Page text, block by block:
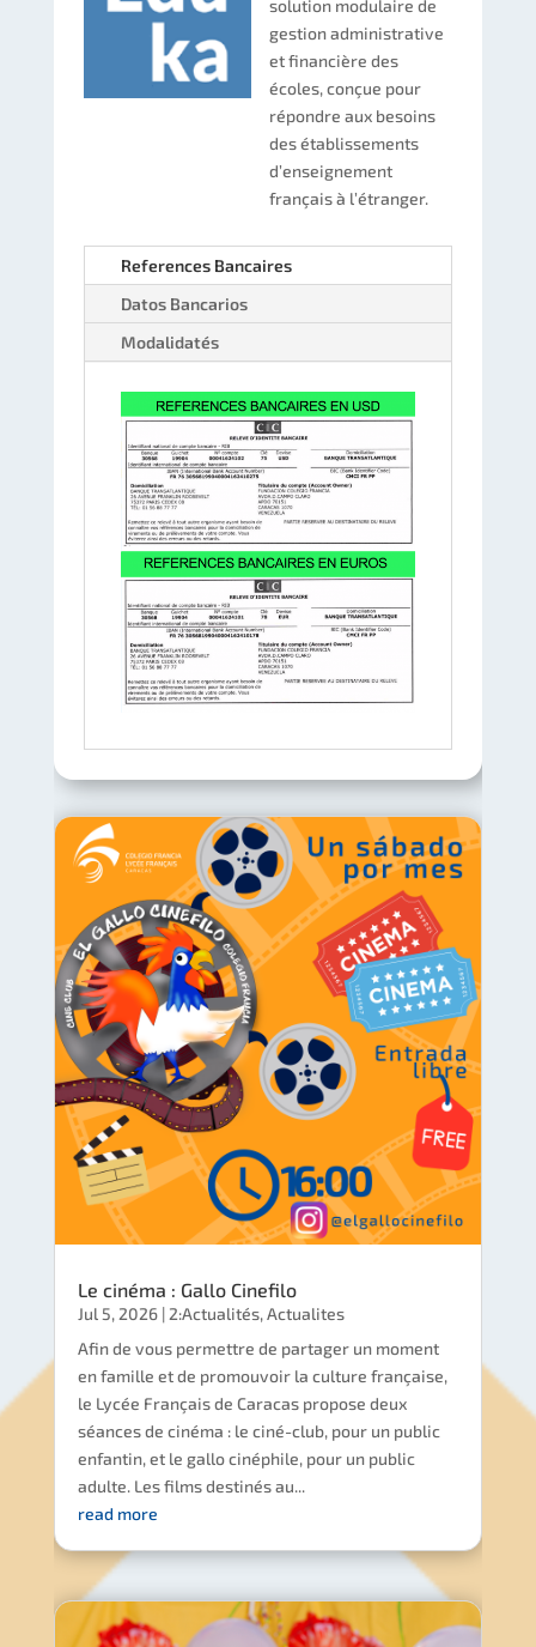
solution modulaire de
gestion administrative
et financière des
écoles, conçue pour
répondre aux besoins
des établissements
d’enseignement
français à l’étranger.
References Bancaires
Datos Bancarios
Modalidatés
Le cinéma : Gallo Cinefilo
Jul 5, 2026| 2:Actualités,Actualites
Afin de vous permettre de partager un moment
en famille et de promouvoir la culture française,
le Lycée Français de Caracas propose deux
séances de cinéma : le ciné-club, pour un public
enfantin, et le gallo cinéphile, pour un public
adulte. Les films destinés au...
read more